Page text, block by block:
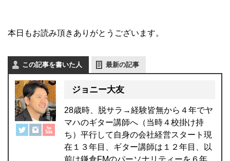
本日もお読み頂きありがとうございます。
この記事を書いた人 最新の記事
ジョニー大友
28歳時、脱サラ→経験皆無から４年でヤ
マハのギター講師へ（当時４校掛け持
ち）平行して自身の会社経営スタート現
在１３年目、ギター講師は１２年目、以
前は鎌倉FMのパーソナリティーを６年